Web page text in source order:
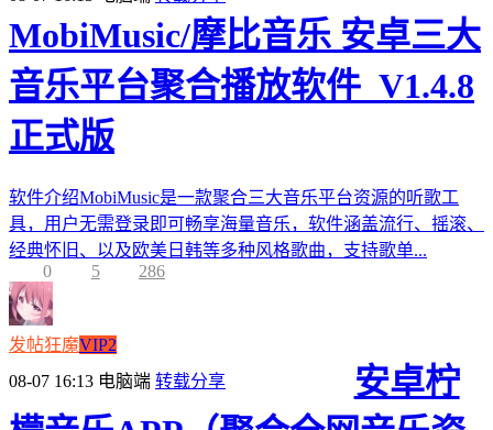
MobiMusic/摩比音乐 安卓三大
音乐平台聚合播放软件_V1.4.8
正式版
软件介绍MobiMusic是一款聚合三大音乐平台资源的听歌工
具，用户无需登录即可畅享海量音乐，软件涵盖流行、摇滚、
经典怀旧、以及欧美日韩等多种风格歌曲，支持歌单...
0
5 286
发帖狂魔VIP2
08-07 16:13 电脑端 转载分享
安卓柠